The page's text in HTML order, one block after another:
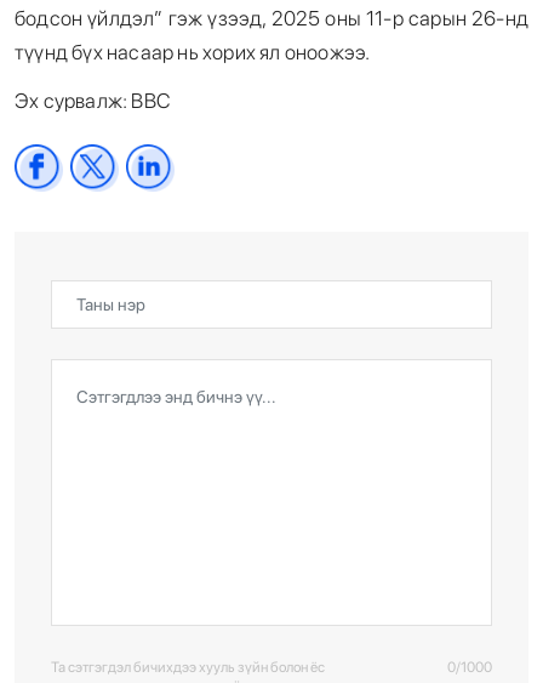
бодсон үйлдэл” гэж үзээд, 2025 оны 11-р сарын 26-нд
түүнд бүх насаар нь хорих ял оноожээ.
Эх сурвалж: BBC
Та сэтгэгдэл бичихдээ хууль зүйн болон ёс
0/1000